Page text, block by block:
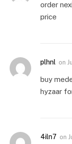
order
price
plhnl on
buy
hyzaar
4iln7 on